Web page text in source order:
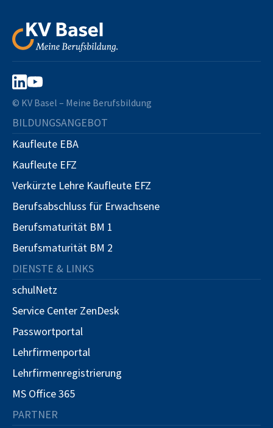
© KV Basel – Meine Berufsbildung
BILDUNGSANGEBOT
Kaufleute EBA
Kaufleute EFZ
Verkürzte Lehre Kaufleute EFZ
Berufsabschluss für Erwachsene
Berufsmaturität BM 1
Berufsmaturität BM 2
DIENSTE & LINKS
schulNetz
Service Center ZenDesk
Passwortportal
Lehrfirmenportal
Lehrfirmenregistrierung
MS Office 365
PARTNER